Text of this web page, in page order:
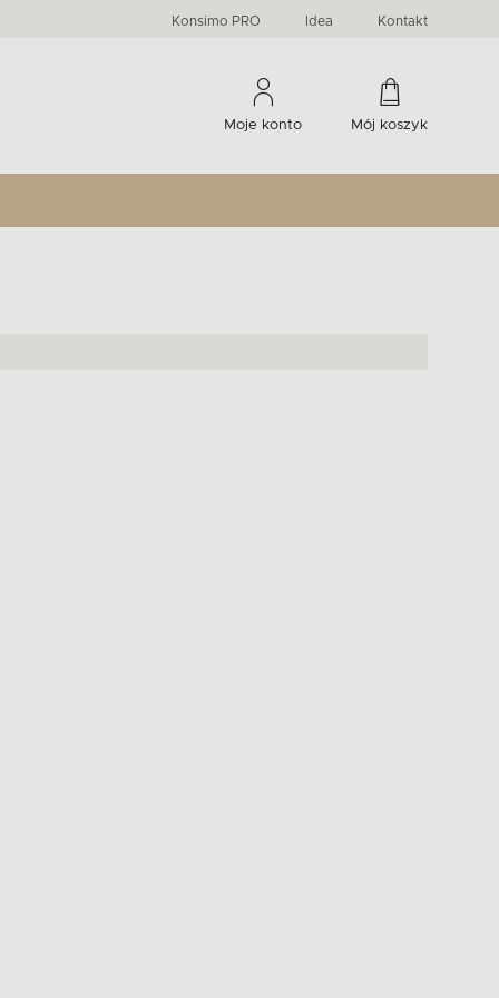
Konsimo PRO Idea Kontakt
Moje konto Mój koszyk
Komody, szafki RTV, witryny...
-33 %
Liczba produktów:60
Liczba produktów:274